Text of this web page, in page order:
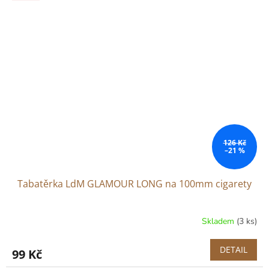
126 Kč
–21 %
Tabatěrka LdM GLAMOUR LONG na 100mm cigarety
Skladem (3 ks)
99 Kč DETAIL